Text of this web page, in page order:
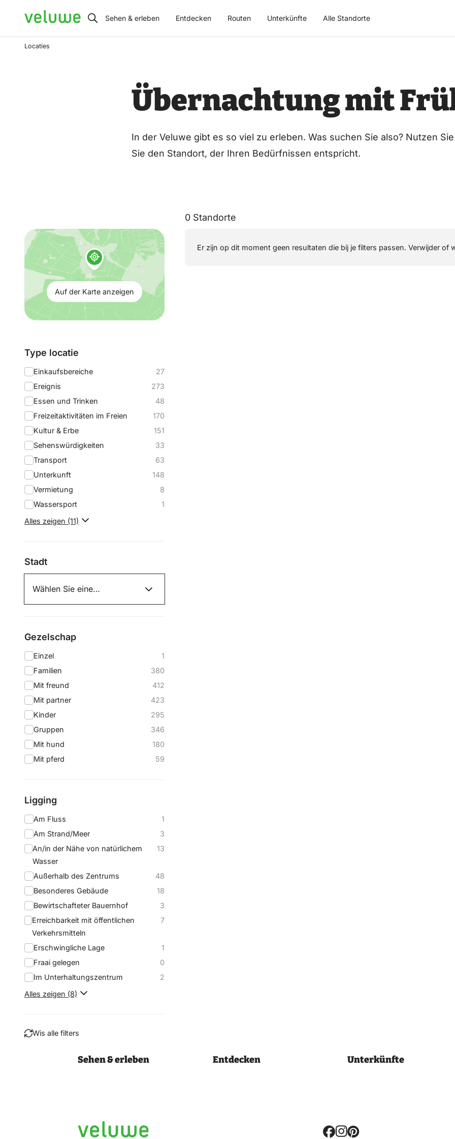
Veluwe Sehen & erleben Entdecken Routen Unterkünfte Alle Standorte
Locaties
Übernachtung mit
In der Veluwe gibt es so viel zu erleben. Was suchen Sie also? Nutzen
Sie den Standort, der Ihren Bedürfnissen entspricht.
0 Standorte
Er zijn op dit moment geen resultaten die bij je filters passen. Verwijder of
Auf
der
Karte
anzeigen:
Auf der Karte anzeigen
Filtern
nach:
Type locatie
Einkaufsbereiche
27
Ereignis
273
Essen und Trinken
48
Freizeitaktivitäten im Freien
170
Kultur & Erbe
151
Sehenswürdigkeiten
33
Transport
63
Unterkunft
148
Vermietung
8
Wassersport
1
Alles zeigen (11)
Stadt
Gezelschap
Einzel
1
Familien
380
Mit freund
412
Mit partner
423
Kinder
295
Gruppen
346
Mit hund
180
Mit pferd
59
Ligging
Am Fluss
1
Am Strand/Meer
3
An/in der Nähe von natürlichem
Wasser
13
Außerhalb des Zentrums
48
Besonderes Gebäude
18
Bewirtschafteter Bauernhof
3
Erreichbarkeit mit öffentlichen
Verkehrsmitteln
7
Erschwingliche Lage
1
Fraai gelegen
0
Im Unterhaltungszentrum
2
Alles zeigen (8)
Wis alle filters
Sehen & erleben Entdecken Unterkünfte